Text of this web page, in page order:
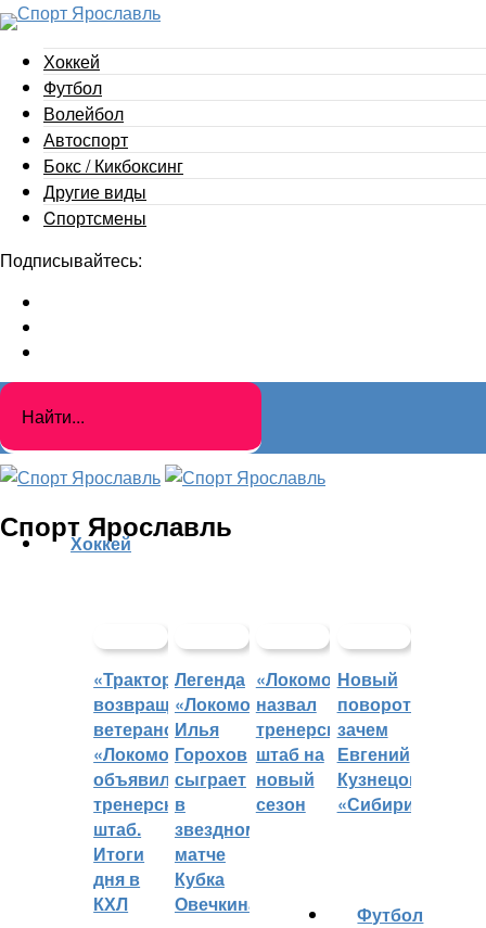
Хоккей
Футбол
Волейбол
Автоспорт
Бокс / Кикбоксинг
Другие виды
Cпортсмены
Подписывайтесь:
Спорт Ярославль
Хоккей
«Трактор»
возвращает
ветеранов,
«Локомотив»
объявил
тренерский
штаб.
Итоги
дня в
КХЛ
Легенда
«Локомотива»
Илья
Горохов
сыграет
в
звездном
матче
Кубка
Овечкина
«Локомотив»
назвал
тренерский
штаб на
новый
сезон
Новый
поворот:
зачем
Евгений
Кузнецов
«Сибири»?
Футбол